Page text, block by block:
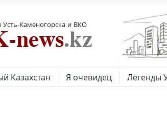
Усть-Каменогорска и ВКО
Казахстан Я очевидец Легенды